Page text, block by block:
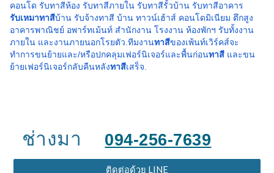
คอนโด รับทาสีห้อง รับทาสีภายใน รับทาสีรั้วบ้าน รับทาสีอาคาร
รับเหมาทาสีบ้าน รับจ้างทาสี บ้าน ทาวน์เฮ้าส์ คอนโดมิเนียม ตึกสูง
อาคารพาณิชย์ อพาร์ทเม้นท์ สำนักงาน โรงงาน ห้องพักฯ รับทั้งงาน
ภายใน และงานภายนอกโรยตัว.ทีมงานทาสีของเพ้นท์เวิร์คส์จะ
ทำการขนย้ายและ/หรือปกคลุมเฟอร์นิเจอร์และพื้นก่อนทาสี และขน
ย้ายเฟอร์นิเจอร์กลับคืนหลังทาสีเสร็จ.
ช่างมา 094-256-7639
ติดต่อด้วย LINE